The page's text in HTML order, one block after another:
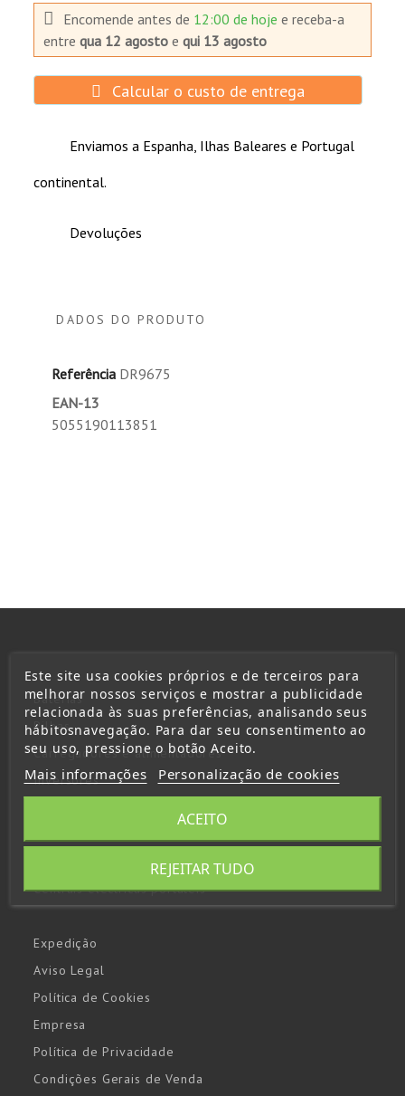
Encomende antes de 12:00 de hojee receba-a
entrequa 12 agosto equi 13 agosto
Calcular o custo de entrega
Enviamos a Espanha, Ilhas Baleares e Portugal
continental.
Devoluções
DADOS DO PRODUTO
Referência DR9675
EAN-13
5055190113851
Baterias
Pilhas
Carregadores e alimentadores
Inversores
Centrais eléctricas portáteis
Expedição
Aviso Legal
Política de Cookies
Empresa
Política de Privacidade
Condições Gerais de Venda
Este site usa cookies próprios e de terceiros para
melhorar nossos serviços e mostrar a publicidade
relacionada às suas preferências, analisando seus
hábitosnavegação. Para dar seu consentimento ao
seu uso, pressione o botão Aceito.
Mais informações Personalização de cookies
REJEITAR TUDO
ACEITO